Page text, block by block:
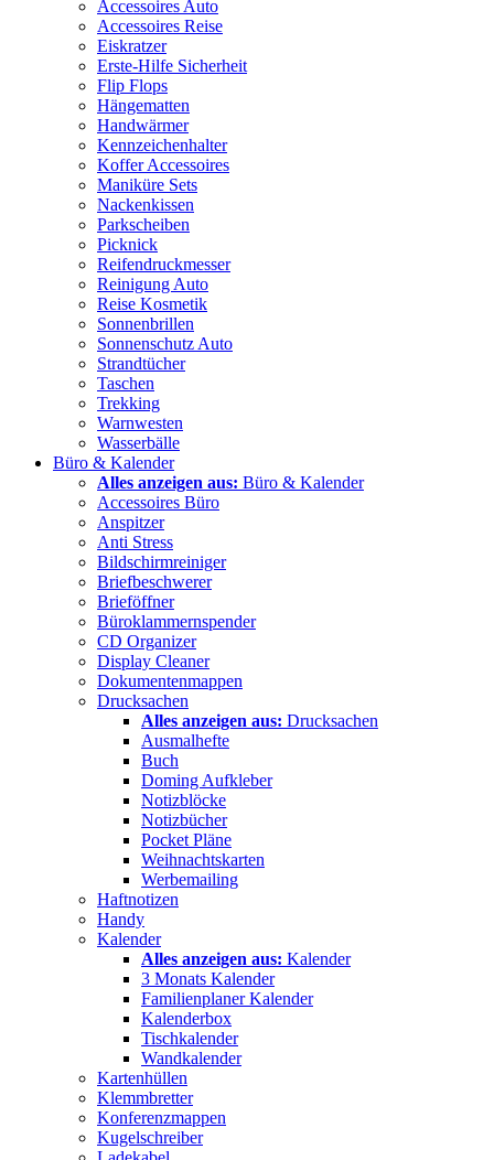
Accessoires Auto
Accessoires Reise
Eiskratzer
Erste-Hilfe Sicherheit
Flip Flops
Hängematten
Handwärmer
Kennzeichenhalter
Koffer Accessoires
Maniküre Sets
Nackenkissen
Parkscheiben
Picknick
Reifendruckmesser
Reinigung Auto
Reise Kosmetik
Sonnenbrillen
Sonnenschutz Auto
Strandtücher
Taschen
Trekking
Warnwesten
Wasserbälle
Büro & Kalender
Alles anzeigen aus: Büro & Kalender
Accessoires Büro
Anspitzer
Anti Stress
Bildschirmreiniger
Briefbeschwerer
Brieföffner
Büroklammernspender
CD Organizer
Display Cleaner
Dokumentenmappen
Drucksachen
Alles anzeigen aus: Drucksachen
Ausmalhefte
Buch
Doming Aufkleber
Notizblöcke
Notizbücher
Pocket Pläne
Weihnachtskarten
Werbemailing
Haftnotizen
Handy
Kalender
Alles anzeigen aus: Kalender
3 Monats Kalender
Familienplaner Kalender
Kalenderbox
Tischkalender
Wandkalender
Kartenhüllen
Klemmbretter
Konferenzmappen
Kugelschreiber